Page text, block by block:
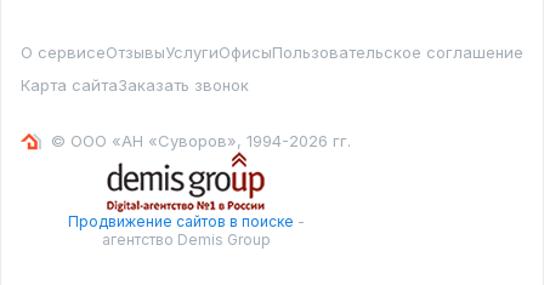
О сервисеОтзывыУслугиОфисыПользовательское соглашение
Карта сайтаЗаказать звонок
© ООО «АН «Суворов», 1994-2026 гг.
Продвижение сайтов в поиске -
агентство Demis Group